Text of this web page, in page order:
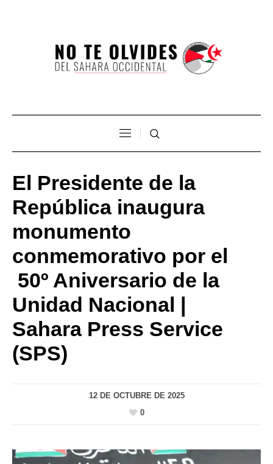
El Presidente de la
República inaugura
monumento
conmemorativo por el
50º Aniversario de la
Unidad Nacional |
Sahara Press Service
(SPS)
12 DE OCTUBRE DE 2025
0